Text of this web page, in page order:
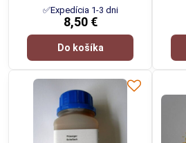
✅Expedícia 1-3 dni
8,50 €
Do košíka